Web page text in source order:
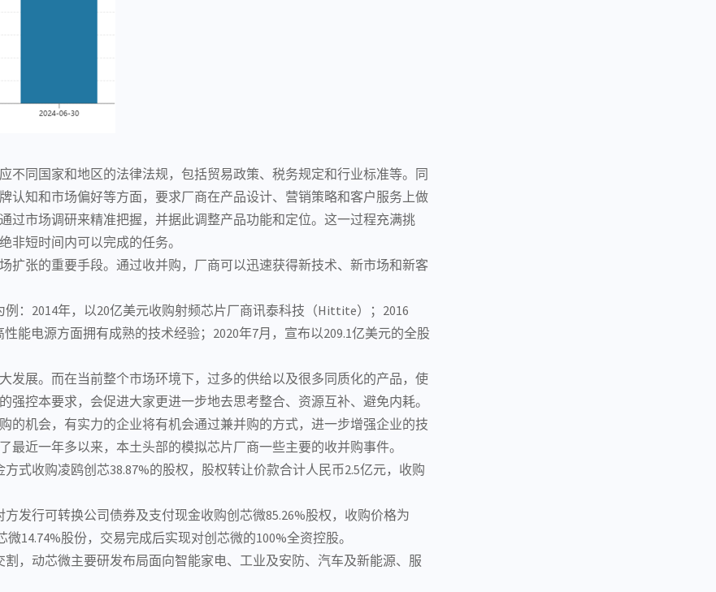
不同国家和地区的法律法规，包括贸易政策、税务规定和行业标准等。同
认知和市场偏好等方面，要求厂商在产品设计、营销策略和客户服务上做
过市场调研来精准把握，并据此调整产品功能和定位。这一过程充满挑
非短时间内可以完成的任务。
扩张的重要手段。通过收并购，厂商可以迅速获得新技术、新市场和新客
：2014年，以20亿美元收购射频芯片厂商讯泰科技（Hittite）；2016
性能电源方面拥有成熟的技术经验；2020年7月，宣布以209.1亿美元的全股
发展。而在当前整个市场环境下，过多的供给以及很多同质化的产品，使
控本要求，会促进大家更进一步地去思考整合、资源互补、避免内耗。
的机会，有实力的企业将有机会通过兼并购的方式，进一步增强企业的技
最近一年多以来，本土头部的模拟芯片厂商一些主要的收并购事件。
式收购凌鸥创芯38.87%的股权，股权转让价款合计人民币2.5亿元，收购
发行可转换公司债券及支付现金收购创芯微85.26%股权，收购价格为
14.74%股份，交易完成后实现对创芯微的100%全资控股。
，动芯微主要研发布局面向智能家电、工业及安防、汽车及新能源、 服